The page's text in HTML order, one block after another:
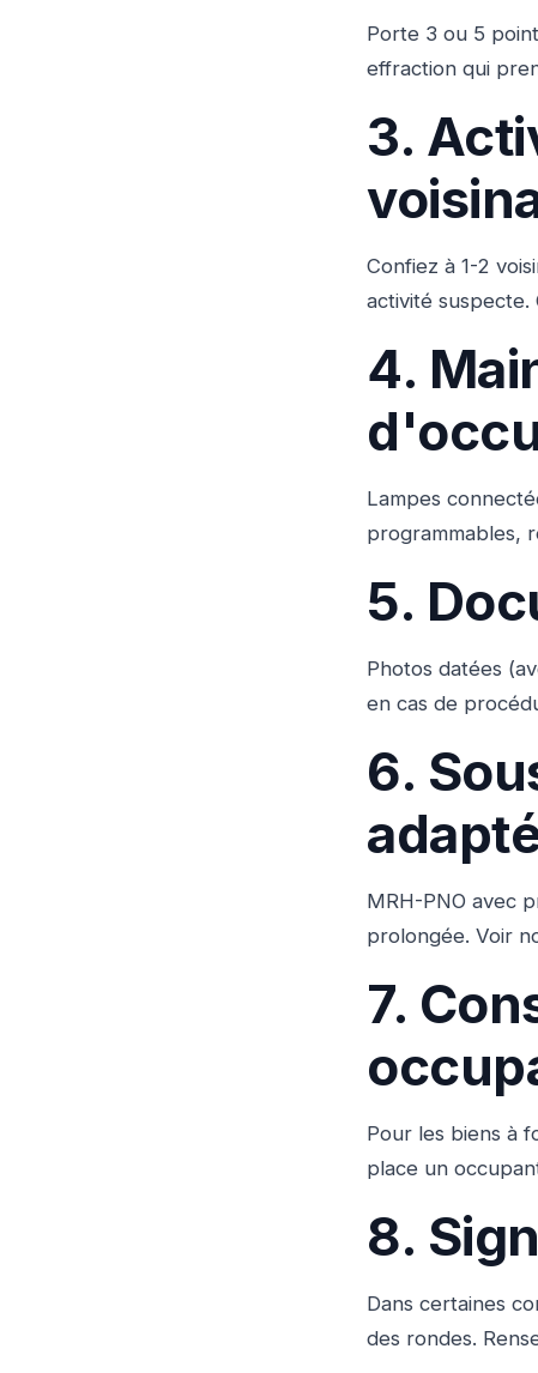
Porte 3 ou 5
effraction qui
3.
Confiez à 1-2
activité
4.
Lampes
programmables,
5.
Photos datées
en cas de
6.
MRH-PNO avec
prolongée. Voir
7.
Pour les biens à
place un
8.
Dans certaines
des rondes.